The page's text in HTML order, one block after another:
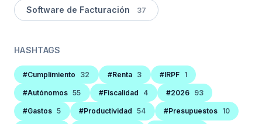
Software de Facturación 37
HASHTAGS
#Cumplimiento 32 #Renta 3 #IRPF 1
#Autónomos 55 #Fiscalidad 4 #2026 93
#Gastos 5 #Productividad 54 #Presupuestos 10